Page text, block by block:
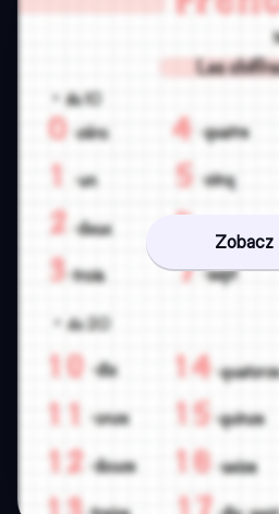
Zobacz